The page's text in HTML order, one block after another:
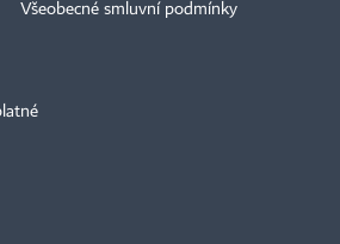
Všeobecné smluvní podmínky